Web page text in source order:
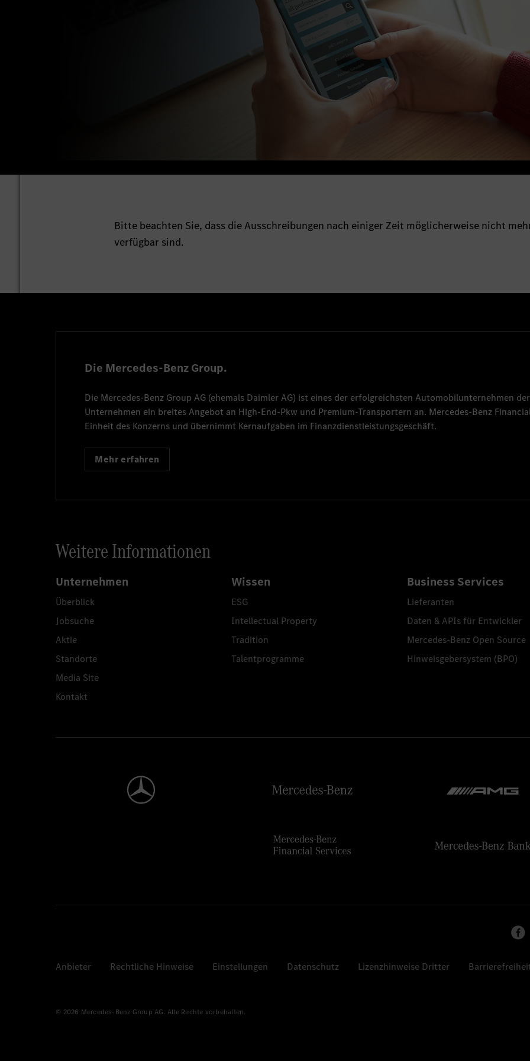
Bitte beachten Sie, dass die Ausschreibungen nach einiger Zeit möglicherweise nicht
verfügbar sind.
Die Mercedes-Benz Group.
Die Mercedes-Benz Group AG (ehemals Daimler AG) ist eines der erfolgreichsten Automobilunternehmen
Unternehmen ein breites Angebot an High-End-Pkw und Premium-Transportern an. Mercedes-Benz
Einheit des Konzerns und übernimmt Kernaufgaben im Finanzdienstleistungsgeschäft.
Mehr erfahren
Weitere Informationen
Unternehmen
Überblick
Jobsuche
Aktie
Standorte
Media Site
Kontakt
Wissen
ESG
Intellectual Property
Tradition
Talentprogramme
Business Services
Lieferanten
Daten & APIs für Entwickler
Mercedes-Benz Open Source
Hinweisgebersystem (BPO)
Anbieter Rechtliche Hinweise Einstellungen Datenschutz Lizenzhinweise Dritter
© 2026 Mercedes-Benz Group AG. Alle Rechte vorbehalten.